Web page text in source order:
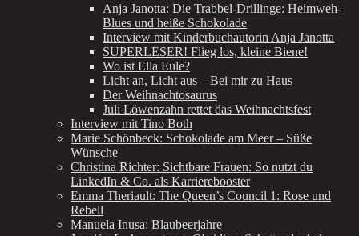
Anja Janotta: Die Trabbel-Drillinge: Heimweh-
Blues und heiße Schokolade
Interview mit Kinderbuchautorin Anja Janotta
SUPERLESER! Flieg los, kleine Biene!
Wo ist Ella Eule?
Licht an, Licht aus – Bei mir zu Haus
Der Weihnachtosaurus
Juli Löwenzahn rettet das Weihnachtsfest
Interview mit Tino Both
Marie Schönbeck: Schokolade am Meer – Süße
Wünsche
Christina Richter: Sichtbare Frauen: So nutzt du
LinkedIn & Co. als Karrierebooster
Emma Theriault: The Queen’s Council 1: Rose und
Rebell
Manuela Inusa: Blaubeerjahre